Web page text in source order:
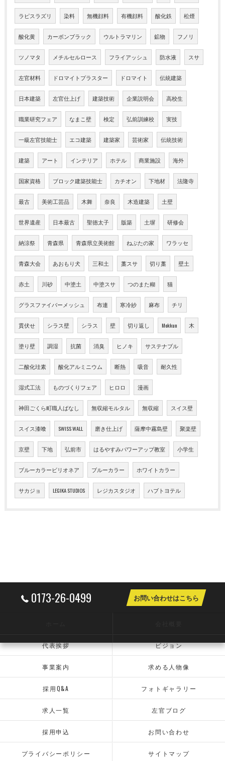
ラピスラズリ 染料 無機顔料 有機顔料 酸化鉄 松煙
酸化黄 カーボンブラック ウルトラマリン 鉱物 フノリ
ツノマタ メチルセルロース フライアッシュ 防水液 スサ
左官材料 ドロマイトプラスター ドロマイト 伝統建築
日本建築 左官仕上げ 建築技術 企業説明会 高校生
職業研究フェア なまこ壁 検定 弘前訓練校 実技
一級左官技能士 エコ建築 建築家 芸術家 伝統技術
建築 アート インテリア ホテル 商業施設 海外
国家資格 ブロック建築技能士 カチオン 下地材 法隆寺
最古 美術工芸品 木舞 奈良 木造建築 土壁
世界遺産 日本最古 聖徳太子 版築 土塀 研修会
納涼祭 青森県 青森県立美術館 ねぶたの家 ワラッセ
青森大会 あおもり犬 三和土 藁スサ 切り藁 壁土
赤土 川砂 中塗土 中塗スサ つのまた糊 猫
グラスファイバーメッシュ 布連 寒冷紗 麻布 チリ
貫伏せ シラス壁 シラス 壁 切り返し Mokkun 木
塗り壁 調湿 抗菌 消臭 ヒノキ サステナブル
二酸化珪素 酸化アルミニウム 断熱 吸音 耐久性
湿式工法 ものづくりフェア ヒロロ 漫画
神田ごくら町職人ばなし 無収縮モルタル 無収縮 スイス壁
スイス漆喰 SWISS WALL 磨き仕上げ 薩摩中霧島壁 聚楽壁
京壁 下地 弘前市 はるやすみパワーアップ教室 小学生
ブルーカラービリオネア ブルーカラー ホワイトカラー
サカジョ LEGIKA STUDIOS レジカスタジオ ハブトヨテル
0173-26-0499 お問い合わせはこちら
代表挨拶 ビジョン
事業案内 求める人物像
採用Q&A フォトギャラリー
求人一覧 左官ブログ
採用申込 お問い合わせ
プライバシーポリシー サイトマップ